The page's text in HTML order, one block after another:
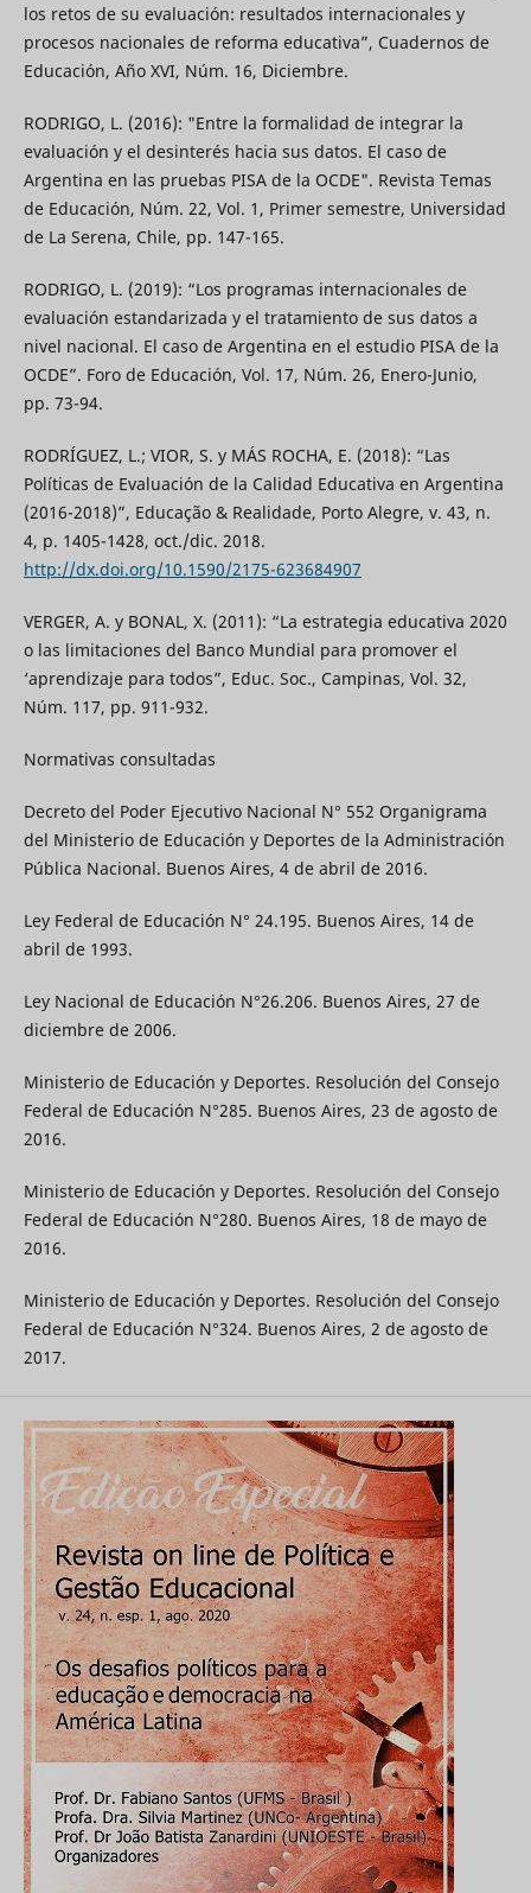
los retos de su evaluación: resultados internacionales y
procesos nacionales de reforma educativa”, Cuadernos de
Educación, Año XVI, Núm. 16, Diciembre.
RODRIGO, L. (2016): "Entre la formalidad de integrar la
evaluación y el desinterés hacia sus datos. El caso de
Argentina en las pruebas PISA de la OCDE". Revista Temas
de Educación, Núm. 22, Vol. 1, Primer semestre, Universidad
de La Serena, Chile, pp. 147-165.
RODRIGO, L. (2019): “Los programas internacionales de
evaluación estandarizada y el tratamiento de sus datos a
nivel nacional. El caso de Argentina en el estudio PISA de la
OCDE”. Foro de Educación, Vol. 17, Núm. 26, Enero-Junio,
pp. 73-94.
RODRÍGUEZ, L.; VIOR, S. y MÁS ROCHA, E. (2018): “Las
Políticas de Evaluación de la Calidad Educativa en Argentina
(2016-2018)”, Educação & Realidade, Porto Alegre, v. 43, n.
4, p. 1405-1428, oct./dic. 2018.
http://dx.doi.org/10.1590/2175-623684907
VERGER, A. y BONAL, X. (2011): “La estrategia educativa 2020
o las limitaciones del Banco Mundial para promover el
‘aprendizaje para todos”, Educ. Soc., Campinas, Vol. 32,
Núm. 117, pp. 911-932.
Normativas consultadas
Decreto del Poder Ejecutivo Nacional N° 552 Organigrama
del Ministerio de Educación y Deportes de la Administración
Pública Nacional. Buenos Aires, 4 de abril de 2016.
Ley Federal de Educación N° 24.195. Buenos Aires, 14 de
abril de 1993.
Ley Nacional de Educación N°26.206. Buenos Aires, 27 de
diciembre de 2006.
Ministerio de Educación y Deportes. Resolución del Consejo
Federal de Educación N°285. Buenos Aires, 23 de agosto de
2016.
Ministerio de Educación y Deportes. Resolución del Consejo
Federal de Educación N°280. Buenos Aires, 18 de mayo de
2016.
Ministerio de Educación y Deportes. Resolución del Consejo
Federal de Educación N°324. Buenos Aires, 2 de agosto de
2017.